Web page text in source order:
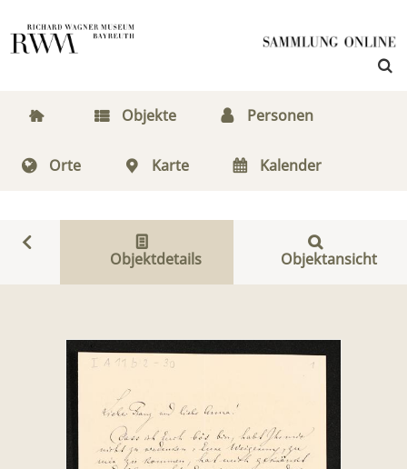
Objekte Personen
Orte Karte Kalender
Objektdetails Objektansicht